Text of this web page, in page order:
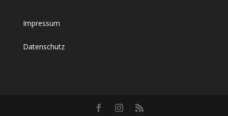
Impressum
Datenschutz